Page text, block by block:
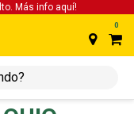
Más info aquí!
0